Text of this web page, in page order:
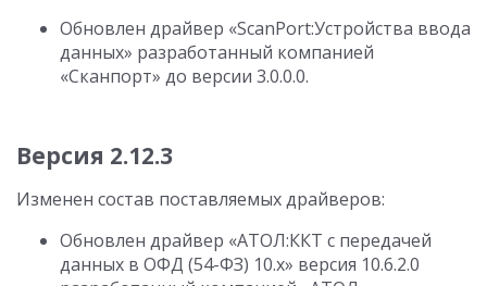
Обновлен драйвер «ScanPort:Устройства ввода
данных» разработанный компанией
«Сканпорт» до версии 3.0.0.0.
Версия 2.12.3
Изменен состав поставляемых драйверов:
Обновлен драйвер «АТОЛ:ККТ с передачей
данных в ОФД (54-ФЗ) 10.x» версия 10.6.2.0